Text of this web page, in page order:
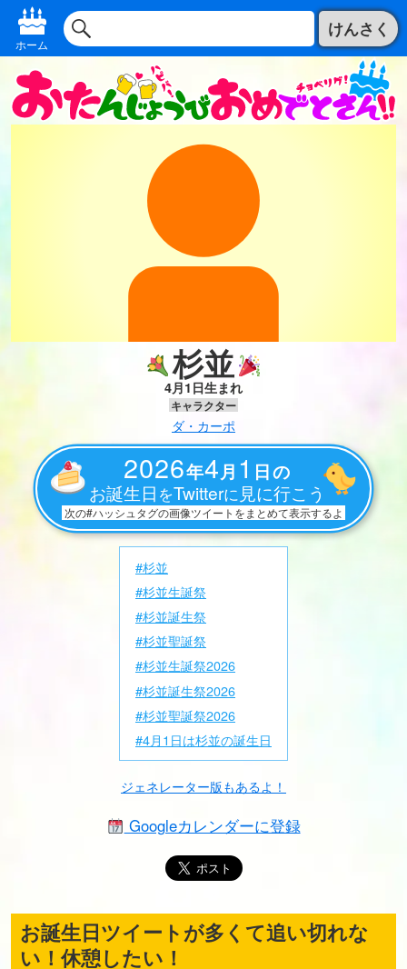
ホーム
けんさく
杉並
4月1日生まれ
キャラクター
ダ・カーポ
2026年4月 1 日の
お誕生日 をTwitterに 見に行こう
次の#ハッシュタグの画像ツイートをまとめて表示するよ
#杉並
#杉並生誕祭
#杉並誕生祭
#杉並聖誕祭
#杉並生誕祭2026
#杉並誕生祭2026
#杉並聖誕祭2026
#4月1日は杉並の誕生日
ジェネレーター版もあるよ！
Googleカレンダーに登録
お誕生日ツイートが多くて追い切れな
い！休憩したい！